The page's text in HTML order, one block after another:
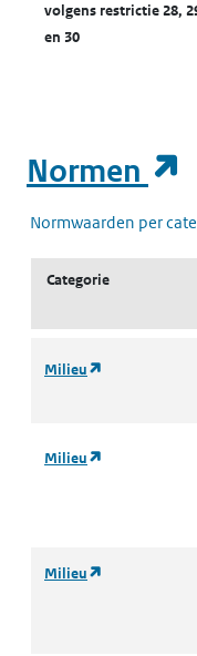
volgens restrictie 28,
en 30
Normen
Normwaarden per
Categorie
Milieu (opent in
Milieu (opent in
Milieu (opent in